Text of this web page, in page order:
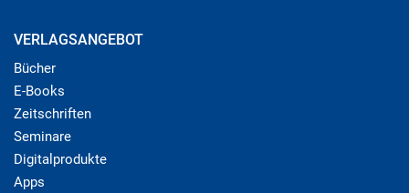
VERLAGSANGEBOT
Bücher
E-Books
Zeitschriften
Seminare
Digitalprodukte
Apps